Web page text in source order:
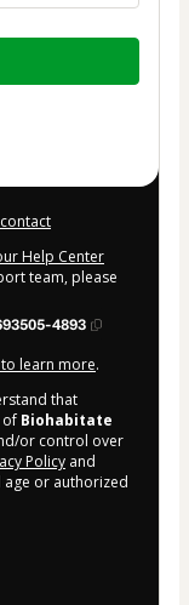
Help Center
team, please
4893
learn more.
that
of Biohabitate
or control over
Policy and
age or authorized